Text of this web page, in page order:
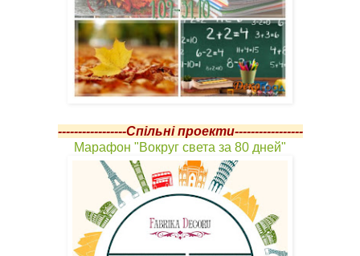
-----------------Спільні проекти-----------------
Марафон "Вокруг света за 80 дней"